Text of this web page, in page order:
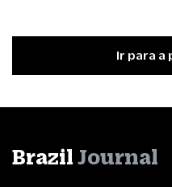
Ir para a
Brazil Journal